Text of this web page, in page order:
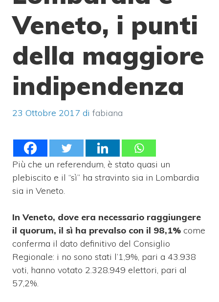
Veneto, i punti
della maggiore
indipendenza
23 Ottobre 2017 di fabiana
Più che un referendum, è stato quasi un
plebiscito e il “sì” ha stravinto sia in Lombardia
sia in Veneto.
In Veneto, dove era necessario raggiungere
il quorum, il sì ha prevalso con il 98,1% come
conferma il dato definitivo del Consiglio
Regionale: i no sono stati l’1,9%, pari a 43.938
voti, hanno votato 2.328.949 elettori, pari al
57,2%.